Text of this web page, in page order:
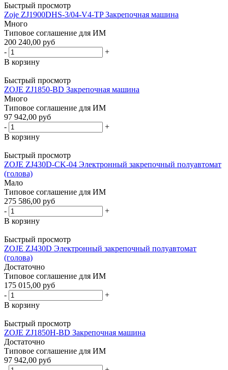
Быстрый просмотр
Zoje ZJ1900DHS-3/04-V4-TP Закрепочная машина
Много
Типовое соглашение для ИМ
200 240,00 руб
-
+
В корзину
Быстрый просмотр
ZOJE ZJ1850-BD Закрепочная машина
Много
Типовое соглашение для ИМ
97 942,00 руб
-
+
В корзину
Быстрый просмотр
ZOJE ZJ430D-CK-04 Электронный закрепочный полуавтомат
(голова)
Мало
Типовое соглашение для ИМ
275 586,00 руб
-
+
В корзину
Быстрый просмотр
ZOJE ZJ430D Электронный закрепочный полуавтомат
(голова)
Достаточно
Типовое соглашение для ИМ
175 015,00 руб
-
+
В корзину
Быстрый просмотр
ZOJE ZJ1850H-BD Закрепочная машина
Достаточно
Типовое соглашение для ИМ
97 942,00 руб